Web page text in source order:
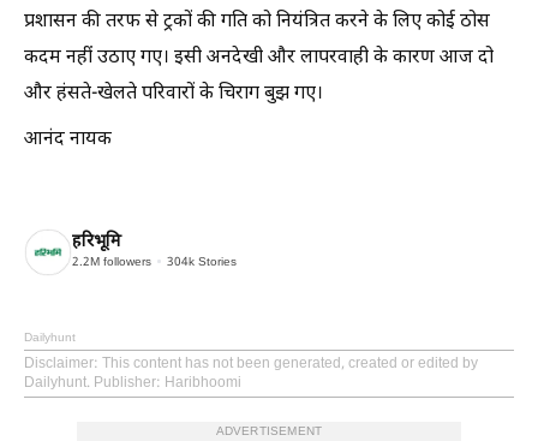
प्रशासन की तरफ से ट्रकों की गति को नियंत्रित करने के लिए कोई ठोस
कदम नहीं उठाए गए। इसी अनदेखी और लापरवाही के कारण आज दो
और हंसते-खेलते परिवारों के चिराग बुझ गए।
आनंद नायक
हरिभूमि
2.2M followers 304k Stories
Dailyhunt
Disclaimer: This content has not been generated, created or edited by
Dailyhunt. Publisher: Haribhoomi
ADVERTISEMENT